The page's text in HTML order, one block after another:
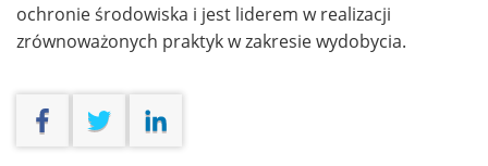
ochronie środowiska i jest liderem w realizacji
zrównoważonych praktyk w zakresie wydobycia.